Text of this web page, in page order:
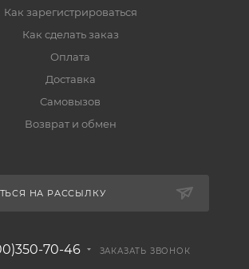
Как зарегистрироваться
Как сделать заказ
Оплата
Доставка
Самовызов
Возврат и обмен
НА РАССЫЛКУ
70-46 ЗАКАЗАТЬ ЗВОНОК